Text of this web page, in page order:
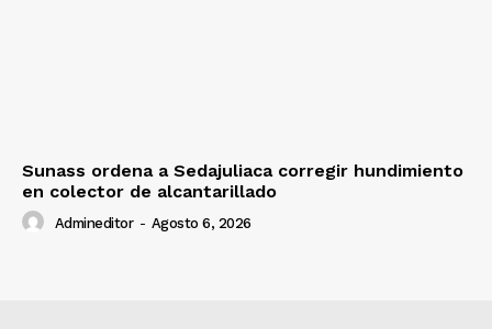
Sunass ordena a Sedajuliaca corregir hundimiento
en colector de alcantarillado
Admineditor - Agosto 6, 2026